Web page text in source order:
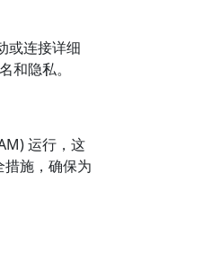
或连接详细
和隐私。
运行，这
施，确保为